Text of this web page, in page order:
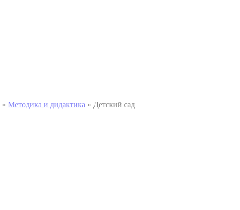
» Методика и дидактика » Детский сад